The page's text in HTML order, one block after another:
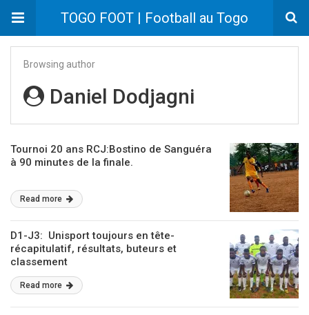
TOGO FOOT | Football au Togo
Browsing author
Daniel Dodjagni
Tournoi 20 ans RCJ:Bostino de Sanguéra
à 90 minutes de la finale.
Read more
D1-J3: Unisport toujours en tête-
récapitulatif, résultats, buteurs et
classement
Read more